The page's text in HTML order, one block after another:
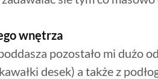
wnętrza
pozostało mi dużo
desek) a także z